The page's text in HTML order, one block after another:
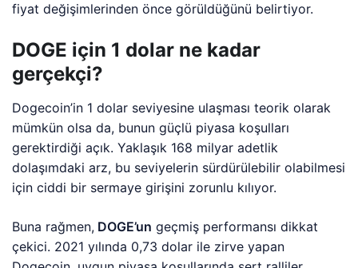
fiyat değişimlerinden önce görüldüğünü belirtiyor.
DOGE için 1 dolar ne kadar
gerçekçi?
Dogecoin’in 1 dolar seviyesine ulaşması teorik olarak
mümkün olsa da, bunun güçlü piyasa koşulları
gerektirdiği açık. Yaklaşık 168 milyar adetlik
dolaşımdaki arz, bu seviyelerin sürdürülebilir olabilmesi
için ciddi bir sermaye girişini zorunlu kılıyor.
Buna rağmen, DOGE’un geçmiş performansı dikkat
çekici. 2021 yılında 0,73 dolar ile zirve yapan